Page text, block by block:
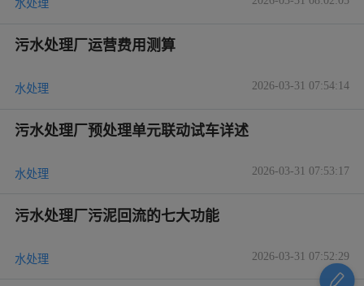
水处理
污水处理厂运营费用测算
水处理 2026-03-31 07:54:14
污水处理厂预处理单元联动试车详述
水处理 2026-03-31 07:53:17
污水处理厂污泥回流的七大功能
水处理 2026-03-31 07:52:29